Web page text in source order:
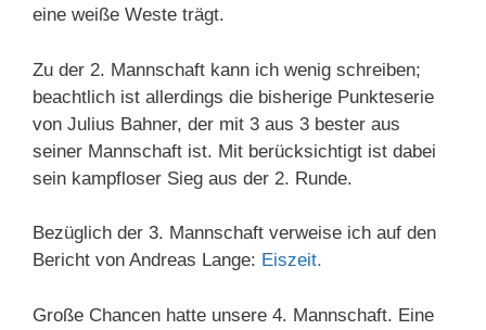
eine weiße Weste trägt.
Zu der 2. Mannschaft kann ich wenig schreiben;
beachtlich ist allerdings die bisherige Punkteserie
von Julius Bahner, der mit 3 aus 3 bester aus
seiner Mannschaft ist. Mit berücksichtigt ist dabei
sein kampfloser Sieg aus der 2. Runde.
Bezüglich der 3. Mannschaft verweise ich auf den
Bericht von Andreas Lange: Eiszeit.
Große Chancen hatte unsere 4. Mannschaft. Eine